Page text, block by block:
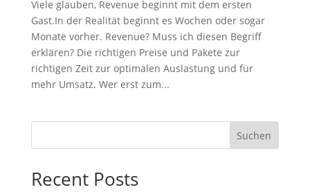
Viele glauben, Revenue beginnt mit dem ersten
Gast.In der Realität beginnt es Wochen oder sogar
Monate vorher. Revenue? Muss ich diesen Begriff
erklären? Die richtigen Preise und Pakete zur
richtigen Zeit zur optimalen Auslastung und für
mehr Umsatz. Wer erst zum...
Suchen
Recent Posts